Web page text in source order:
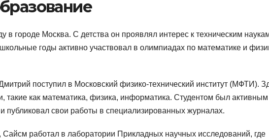
в городе Москва. С детства он проявлял интерес к техническим
годы активно участвовал в олимпиадах по математике и
поступил в Московский физико-технический институт (МФТИ).
такие как математика, физика, информатика. Студентом был активным
публиковал свои работы в специализированных журналах.
Сайсм работал в лаборатории Прикладных научных исследований, где